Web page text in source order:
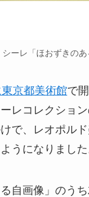
ーレ「ほおずきのあ
京都美術館で
レコレクショ
で、レオポル
うになりました
る自画像」のう